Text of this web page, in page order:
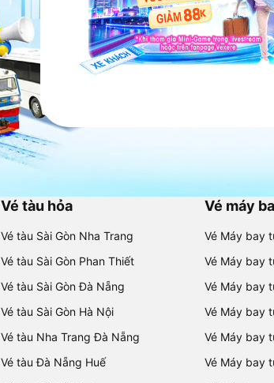
Tải ứng
Vé tàu hỏa
Vé tàu Sài Gòn Nha Trang
Vé tàu Sài Gòn Phan Thiết
Vé tàu Sài Gòn Đà Nẵng
Vé tàu Sài Gòn Hà Nội
Vé tàu Nha Trang Đà Nẵng
Vé tàu Đà Nẵng Huế
Vé máy
Vé Máy bay
Vé Máy bay
Vé Máy bay
Vé Máy bay
Vé Máy bay
Vé Máy bay